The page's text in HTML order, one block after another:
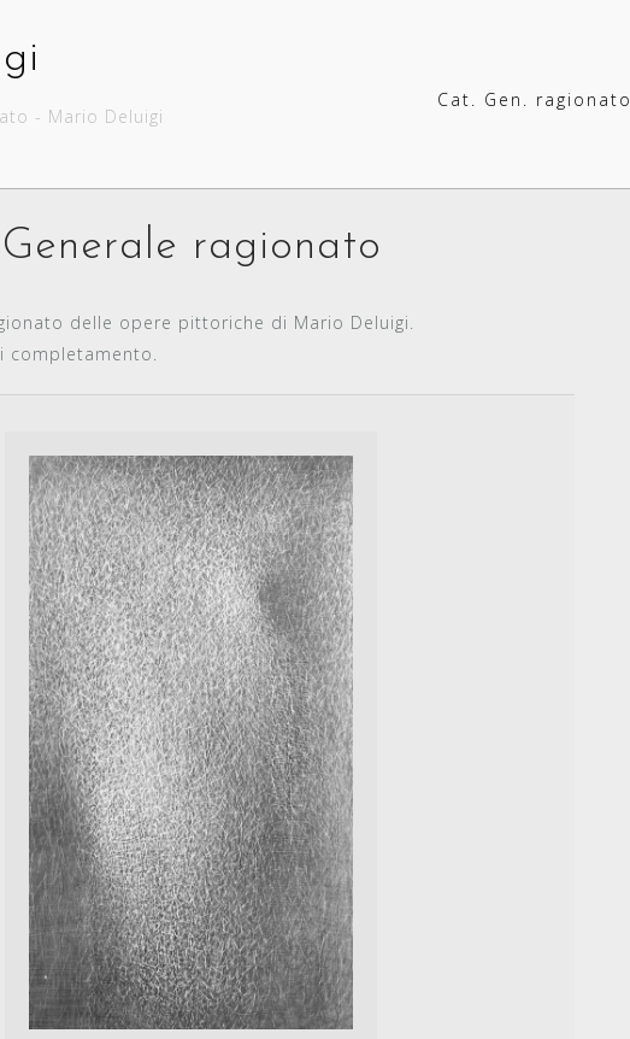
- Mario Deluigi
Cat. Gen. ragionato
ragionato
delle opere pittoriche di Mario Deluigi.
completamento.